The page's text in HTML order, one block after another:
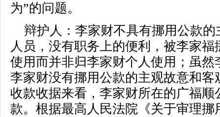
为”的问题。
辩护人：李家财不具有挪用公款
人员，没有职务上的便利，被李家
使用而并非归李家财个人使用；虽
李家财没有挪用公款的主观故意和
收款收据来看，李家财所在的广福顺
款。根据最高人民法院《关于审理